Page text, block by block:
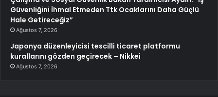
Güvenliğini İhmal Etmeden Ttk Ocaklarını Daha Güçlü
Hale Getireceğiz”
Ağustos 7, 2026
Japonya düzenleyicisi tescilli ticaret platformu
kurallarını gözden geçirecek – Nikkei
Ağustos 7, 2026